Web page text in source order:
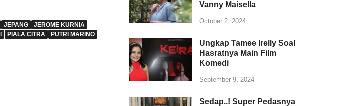
JEPANG
JEROME KURNIA
PIALA CITRA
PUTRI MARINO
Vanny Maisella
October 2, 2024
Ungkap Tamee Irelly Soal
Hasratnya Main Film
Komedi
September 9, 2024
Sedap..! Super Pedasnya